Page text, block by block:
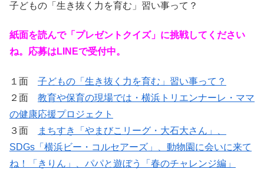
子どもの「生き抜く力を育む」習い事って？
紙面を読んで「プレゼントクイズ」に挑戦してください
ね。応募はLINEで受付中。
１面 子どもの「生き抜く力を育む」習い事って？
２面 教育や保育の現場では・横浜トリエンナーレ・ママ
の健康応援プロジェクト
３面
まちすき「やまびこリーグ・大石大さん」、
SDGs「横浜ビー・コルセアーズ」、動物園に会いに来て
ね！「きりん」、パパと遊ぼう「春のチャレンジ編」